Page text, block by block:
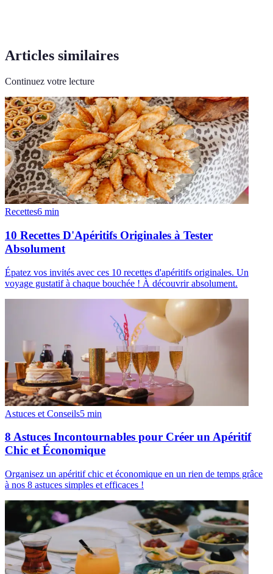
Articles similaires
Continuez votre lecture
Recettes6 min
10 Recettes D'Apéritifs Originales à Tester
Absolument
Épatez vos invités avec ces 10 recettes d'apéritifs originales. Un
voyage gustatif à chaque bouchée ! À découvrir absolument.
Astuces et Conseils5 min
8 Astuces Incontournables pour Créer un Apéritif
Chic et Économique
Organisez un apéritif chic et économique en un rien de temps grâce
à nos 8 astuces simples et efficaces !